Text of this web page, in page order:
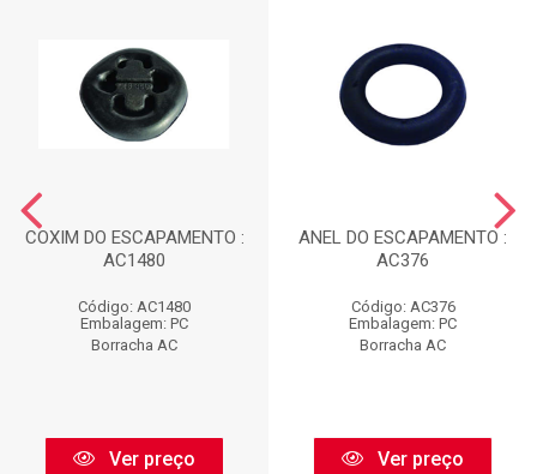
COXIM DO ESCAPAMENTO :
AC1480
Código: AC1480
Embalagem: PC
Borracha AC
Ver preço
ANEL DO ESCAPAMENTO :
AC376
Código: AC376
Embalagem: PC
Borracha AC
Ver preço